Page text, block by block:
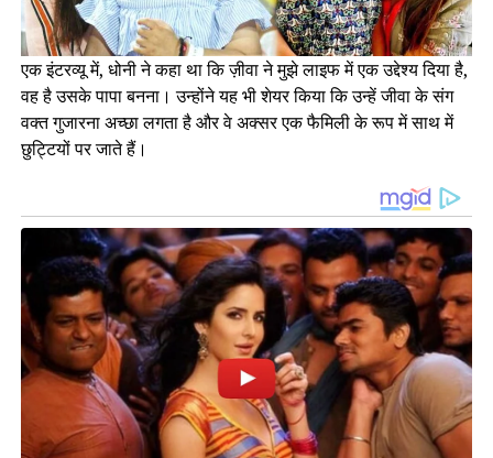
एक इंटरव्यू में, धोनी ने कहा था कि ज़ीवा ने मुझे लाइफ में एक उद्देश्य दिया है,
वह है उसके पापा बनना। उन्होंने यह भी शेयर किया कि उन्हें जीवा के संग
वक्त गुजारना अच्छा लगता है और वे अक्सर एक फैमिली के रूप में साथ में
छुट्टियों पर जाते हैं।